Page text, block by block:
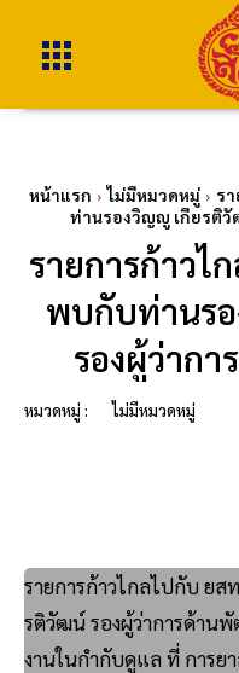
หน้าแรก ไม่มีหมวดหมู่
ร
ท่านรองวิญญู เกียรติ
รายการก้าวไ
พบกับท่านร
รองผู้ว่าก
หมวดหมู่ : ไม่มีหมวดหมู่
รายการก้าวไกลไปกับ ย
รติวัฒน์ รองผู้ว่าการด้าน
งานในกำกับดูแล ที่ การย